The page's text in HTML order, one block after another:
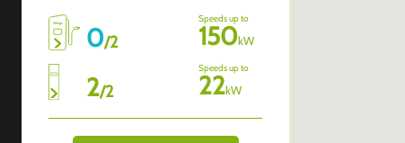
0/2
Speeds up to
150kW
2/2
Speeds up to
22kW